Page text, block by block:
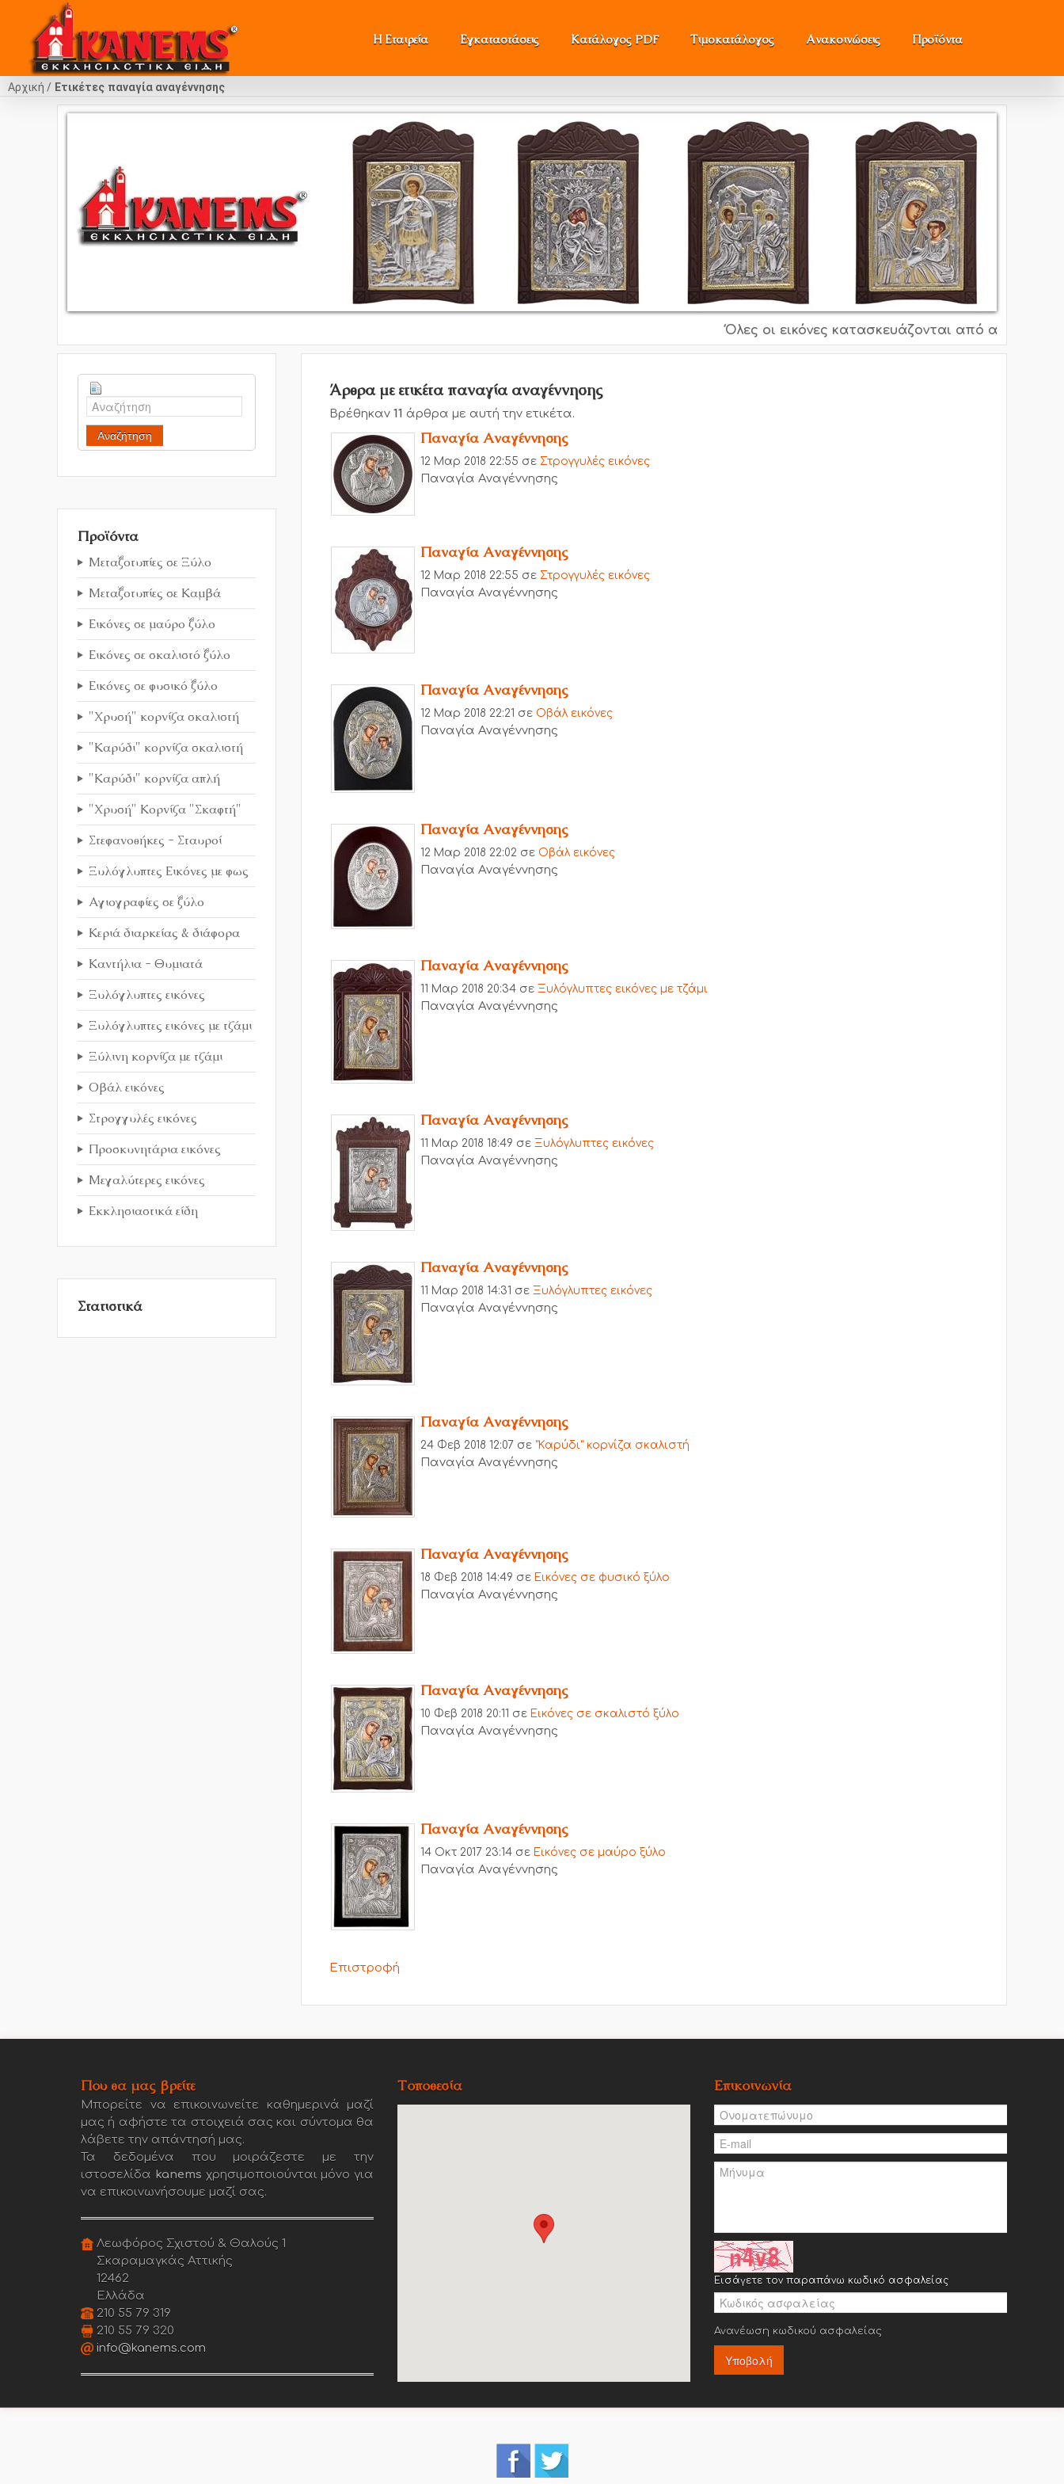
Η Εταιρεία Εγκαταστάσεις Κατάλογος PDF Τιμοκατάλογος Ανακοινώσεις Προϊόντα
Αρχική Ετικέτες παναγία αναγέννησης
Όλες οι εικόνες κατασκευάζονται από ασήμι 995o,
Αναζήτηση
Προϊόντα
Μεταξοτυπίες σε Ξύλο
Μεταξοτυπίες σε Καμβά
Εικόνες σε μαύρο ξύλο
Εικόνες σε σκαλιστό ξύλο
Εικόνες σε φυσικό ξύλο
"Χρυσή" κορνίζα σκαλιστή
"Καρύδι" κορνίζα σκαλιστή
"Καρύδι" κορνίζα απλή
"Χρυσή" Κορνίζα "Σκαφτή"
Στεφανοθήκες - Σταυροί
Ξυλόγλυπτες Εικόνες με φως
Αγιογραφίες σε ξύλο
Κεριά διαρκείας & διάφορα
Καντήλια - Θυμιατά
Ξυλόγλυπτες εικόνες
Ξυλόγλυπτες εικόνες με τζάμι
Ξύλινη κορνίζα με τζάμι
Οβάλ εικόνες
Στρογγυλές εικόνες
Προσκυνητάρια εικόνες
Μεγαλύτερες εικόνες
Εκκλησιαστικά είδη
Στατιστικά
Άρθρα με ετικέτα παναγία αναγέννησης
Βρέθηκαν 11 άρθρα με αυτή την ετικέτα.
Παναγία Αναγέννησης
12 Μαρ 2018 22:55 σε Στρογγυλές εικόνες
Παναγία Αναγέννησης
Παναγία Αναγέννησης
12 Μαρ 2018 22:55 σε Στρογγυλές εικόνες
Παναγία Αναγέννησης
Παναγία Αναγέννησης
12 Μαρ 2018 22:21 σε Οβάλ εικόνες
Παναγία Αναγέννησης
Παναγία Αναγέννησης
12 Μαρ 2018 22:02 σε Οβάλ εικόνες
Παναγία Αναγέννησης
Παναγία Αναγέννησης
11 Μαρ 2018 20:34σε Ξυλόγλυπτες εικόνες με τζάμι
Παναγία Αναγέννησης
Παναγία Αναγέννησης
11 Μαρ 2018 18:49 σε Ξυλόγλυπτες εικόνες
Παναγία Αναγέννησης
Παναγία Αναγέννησης
11 Μαρ 2018 14:31 σε Ξυλόγλυπτες εικόνες
Παναγία Αναγέννησης
Παναγία Αναγέννησης
24 Φεβ 2018 12:07 σε "Καρύδι" κορνίζα σκαλιστή
Παναγία Αναγέννησης
Παναγία Αναγέννησης
18 Φεβ 2018 14:49 σε Εικόνες σε φυσικό ξύλο
Παναγία Αναγέννησης
Παναγία Αναγέννησης
10 Φεβ 2018 20:11 σε Εικόνες σε σκαλιστό ξύλο
Παναγία Αναγέννησης
Παναγία Αναγέννησης
14 Οκτ 2017 23:14σε Εικόνες σε μαύρο ξύλο
Παναγία Αναγέννησης
Επιστροφή
Που θα μας βρείτε
Μπορείτε να επικοινωνείτε καθημερινά μαζί
μας ή αφήστε τα στοιχειά σας και σύντομα θα
λάβετε την απάντησή μας.
Τα δεδομένα που μοιράζεστε με την
ιστοσελίδα kanems χρησιμοποιούνται μόνο για
να επικοινωνήσουμε μαζί σας.
Λεωφόρος Σχιστού & Θαλούς 1
Σκαραμαγκάς Αττικής
12462
Ελλάδα
210 55 79 319
210 55 79 320
info@kanems.com
Τοποθεσία Επικοινωνία
Εισάγετε τον παραπάνω κωδικό ασφαλείας
Ανανέωση κωδικού ασφαλείας
Υποβολή